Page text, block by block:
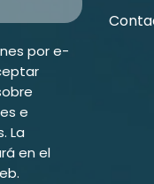
por e-
e
La
en el